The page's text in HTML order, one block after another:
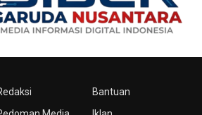
Bantuan